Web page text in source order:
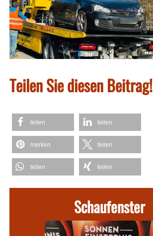
Teilen Sie diesen Beitrag!
teilen teilen
merken teilen
teilen teilen
Schaufenster